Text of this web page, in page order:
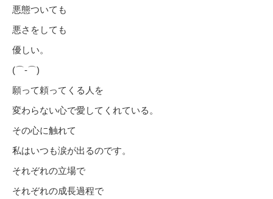
悪態ついても
悪さをしても
優しい。
(⌒‐⌒)
願って頼ってくる人を
変わらない心で愛してくれている。
その心に触れて
私はいつも涙が出るのです。
それぞれの立場で
それぞれの成長過程で